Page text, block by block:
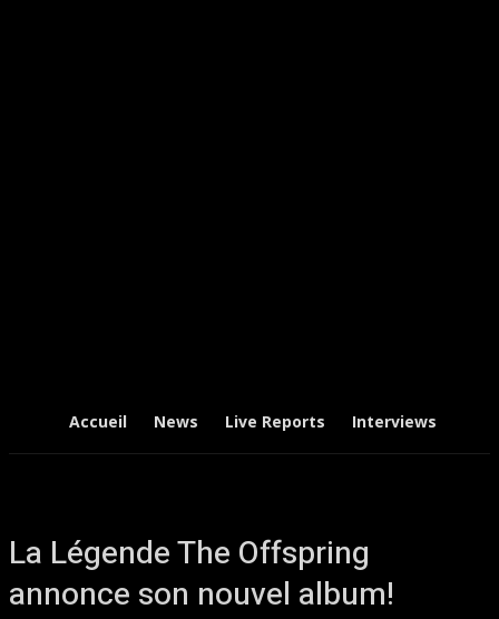
Accueil News Live Reports Interviews
La Légende The Offspring
annonce son nouvel album!